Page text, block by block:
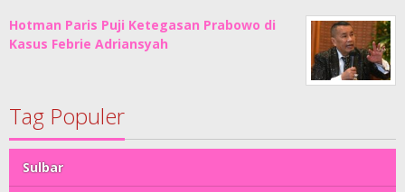
Hotman Paris Puji Ketegasan Prabowo di
Kasus Febrie Adriansyah
Tag Populer
Sulbar